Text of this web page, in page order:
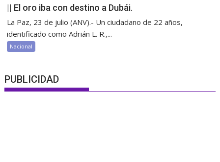
|| El oro iba con destino a Dubái.
La Paz, 23 de julio (ANV).- Un ciudadano de 22 años,
identificado como Adrián L. R.,...
Nacional
PUBLICIDAD